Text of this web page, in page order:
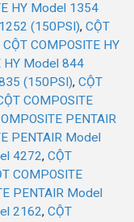
HY Model 1354
(150PSI), CỘT
CỘT COMPOSITE HY
HY Model 844
(150PSI), CỘT
COMPOSITE
PENTAIR
PENTAIR Model
4272, CỘT
COMPOSITE
PENTAIR Model
2162, CỘT